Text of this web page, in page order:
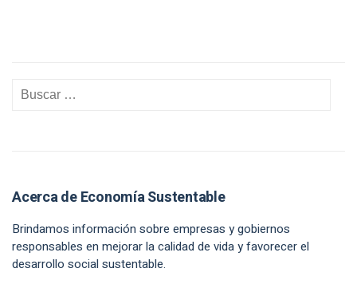
Acerca de Economía Sustentable
Brindamos información sobre empresas y gobiernos
responsables en mejorar la calidad de vida y favorecer el
desarrollo social sustentable.